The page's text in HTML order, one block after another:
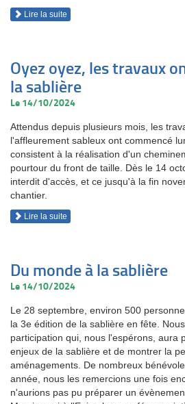
Lire la suite
Oyez oyez, les travaux
la sablière
Le 14/10/2024
Attendus depuis plusieurs mois, les
l'affleurement sableux ont commencé
consistent à la réalisation d'un
pourtour du front de taille. Dès le 14
interdit d'accès, et ce jusqu'à la fin
chantier.
Lire la suite
Du monde à la sablière
Le 14/10/2024
Le 28 septembre, environ 500
la 3e édition de la sablière en fête.
participation qui, nous l'espérons, aura
enjeux de la sablière et de montrer la
aménagements. De nombreux
année, nous les remercions une fois
n'aurions pas pu préparer un